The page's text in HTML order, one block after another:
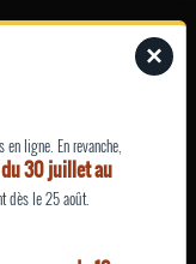
actualités
affiches
et nos offres
×
en ligne. En revanche,
du 30 juillet au
dès le 25 août.